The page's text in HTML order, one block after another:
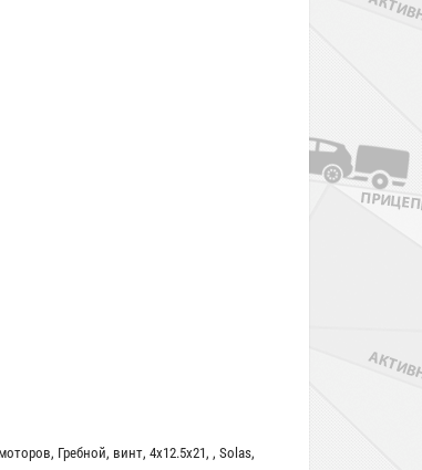
, Гребной, винт, 4x12.5x21, , Solas,